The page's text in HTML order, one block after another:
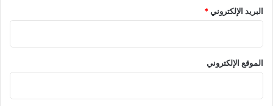
البريد الإلكتروني*
الموقع الإلكتروني